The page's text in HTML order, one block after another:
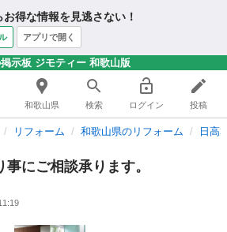
お得な情報を見逃さない！
アプリで開く
示板 ジモティー 和歌山版
和歌山県 検索 ログイン 投稿
リフォーム 和歌山県のリフォーム 日高
にご相談承ります。